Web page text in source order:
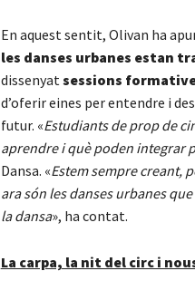
En aquest sentit, Olivan ha
les danses urbanes estan
dissenyatsessions
d’oferir eines per entendre i
futur. «Estudiants de prop de
aprendre i què poden integrar
Dansa. «Estem sempre creant,
ara són les danses urbanes
la dansa», ha contat.
La carpa, la nit del circ i